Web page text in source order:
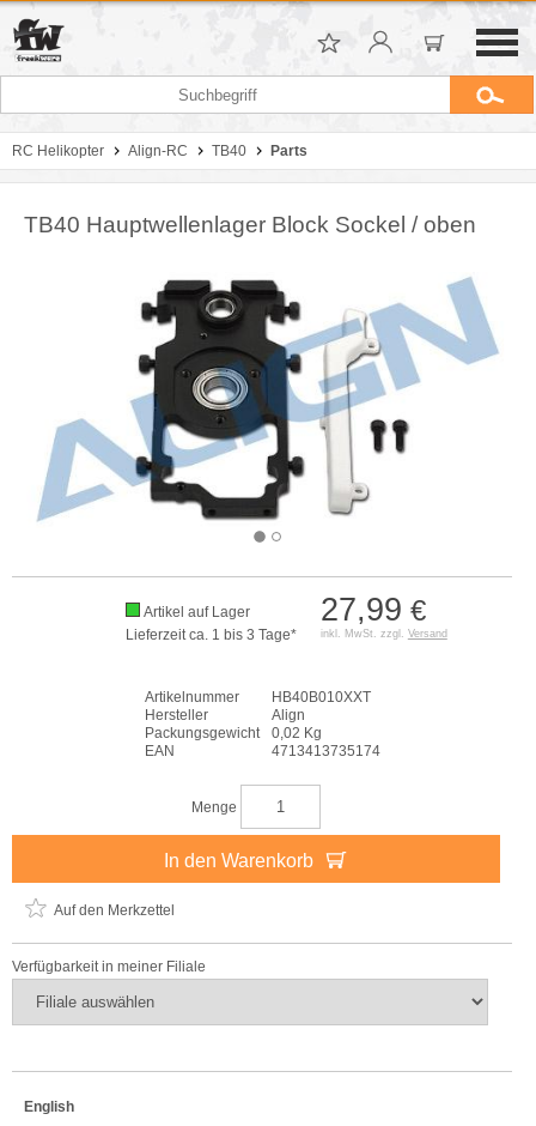
RC Helikopter Align-RC TB40 Parts
TB40 Hauptwellenlager Block Sockel / oben
27,99 €
inkl. MwSt. zzgl. Versand
Artikel auf Lager
Lieferzeit ca. 1 bis 3 Tage*
Artikelnummer
HB40B010XXT
Hersteller
Align
Packungsgewicht
0,02 Kg
EAN
4713413735174
Menge
In den Warenkorb
Auf den Merkzettel
Verfügbarkeit in meiner Filiale
English